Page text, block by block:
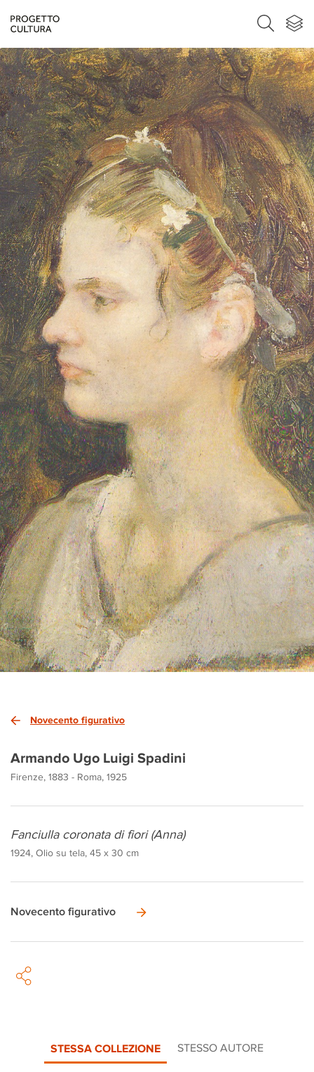
Novecento figurativo
Armando Ugo Luigi Spadini
Firenze, 1883 - Roma, 1925
Fanciulla coronata di fiori (Anna)
1924, Olio su tela, 45 x 30 cm
Novecento figurativo
STESSA COLLEZIONE STESSO AUTORE